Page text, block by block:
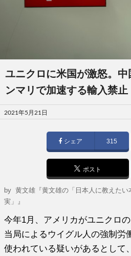
ユニクロに米国が激怒。
ンマリで加速する輸入禁止
投
稿
2021年5月21日
シェア 315
ポスト
by黄文雄『黄文雄の「日本人に教えた
実」』
今年1月、アメリカがユニクロ
当局によるウイグル人の強制労
使われている疑いがあるとして